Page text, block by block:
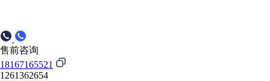
售前咨询
18167165521
1261362654